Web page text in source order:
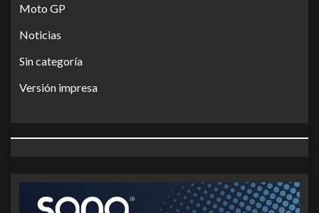
Moto GP
Noticias
Sin categoría
Versión impresa